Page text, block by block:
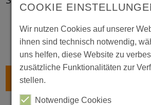
ZURÜCK
COOKIE
Wir nutzen Cookies auf unserer
ihnen sind technisch notwendig,
uns helfen, diese Website zu
zusätzliche Funktionalitäten zur
stellen.
Notwendige Cookies